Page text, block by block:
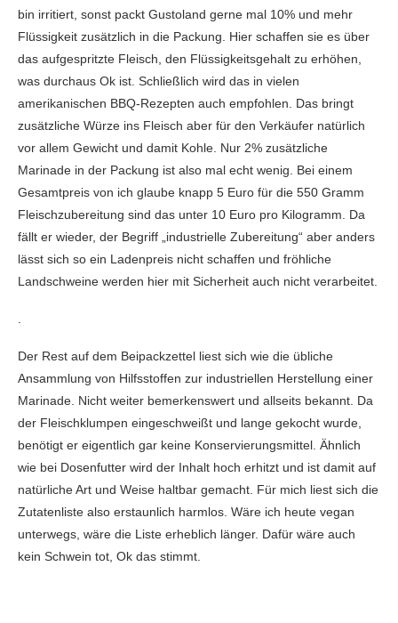
bin irritiert, sonst packt Gustoland gerne mal 10% und mehr
Flüssigkeit zusätzlich in die Packung. Hier schaffen sie es über
das aufgespritzte Fleisch, den Flüssigkeitsgehalt zu erhöhen,
was durchaus Ok ist. Schließlich wird das in vielen
amerikanischen BBQ-Rezepten auch empfohlen. Das bringt
zusätzliche Würze ins Fleisch aber für den Verkäufer natürlich
vor allem Gewicht und damit Kohle. Nur 2% zusätzliche
Marinade in der Packung ist also mal echt wenig. Bei einem
Gesamtpreis von ich glaube knapp 5 Euro für die 550 Gramm
Fleischzubereitung sind das unter 10 Euro pro Kilogramm. Da
fällt er wieder, der Begriff „industrielle Zubereitung“ aber anders
lässt sich so ein Ladenpreis nicht schaffen und fröhliche
Landschweine werden hier mit Sicherheit auch nicht verarbeitet.
Der Rest auf dem Beipackzettel liest sich wie die übliche
Ansammlung von Hilfsstoffen zur industriellen Herstellung einer
Marinade. Nicht weiter bemerkenswert und allseits bekannt. Da
der Fleischklumpen eingeschweißt und lange gekocht wurde,
benötigt er eigentlich gar keine Konservierungsmittel. Ähnlich
wie bei Dosenfutter wird der Inhalt hoch erhitzt und ist damit auf
natürliche Art und Weise haltbar gemacht. Für mich liest sich die
Zutatenliste also erstaunlich harmlos. Wäre ich heute vegan
unterwegs, wäre die Liste erheblich länger. Dafür wäre auch
kein Schwein tot, Ok das stimmt.